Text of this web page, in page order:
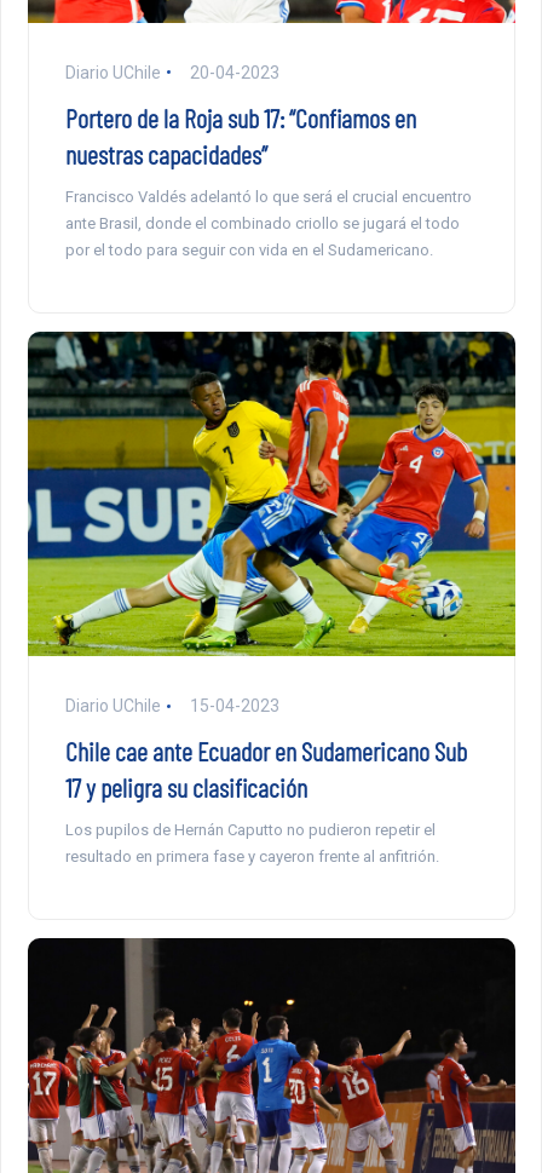
Diario UChile 20-04-2023
Portero de la Roja sub 17: “Confiamos en
nuestras capacidades”
Francisco Valdés adelantó lo que será el crucial encuentro
ante Brasil, donde el combinado criollo se jugará el todo
por el todo para seguir con vida en el Sudamericano.
Diario UChile 15-04-2023
Chile cae ante Ecuador en Sudamericano Sub
17 y peligra su clasificación
Los pupilos de Hernán Caputto no pudieron repetir el
resultado en primera fase y cayeron frente al anfitrión.